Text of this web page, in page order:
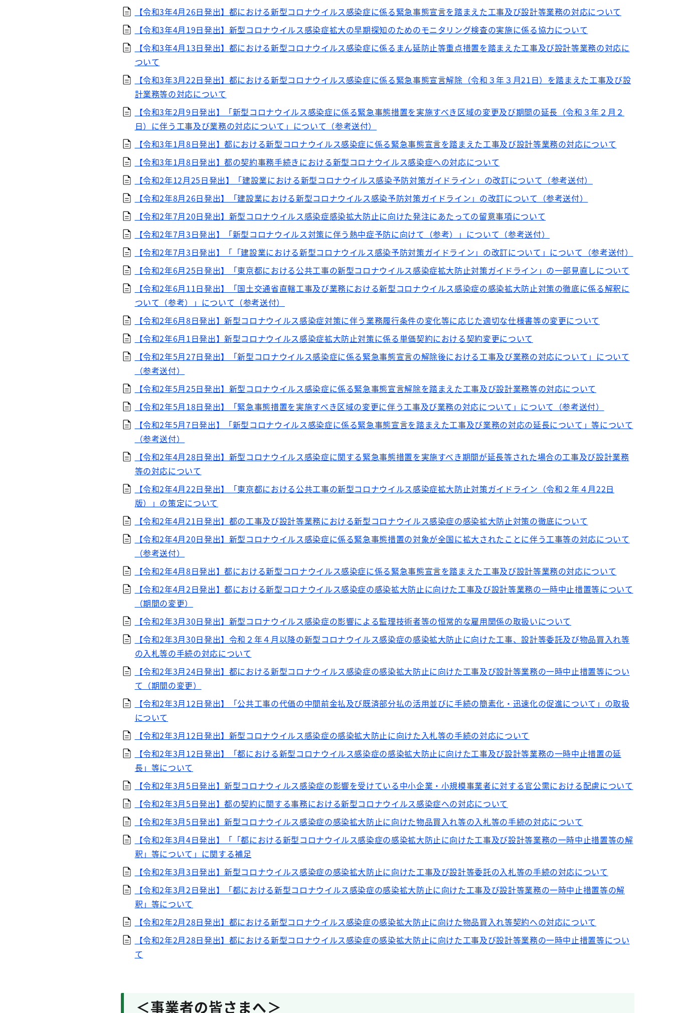
【令和3年4月26日発出】都における新型コロナウイルス感染症に係る緊急事態宣言を踏まえた工事及び設計等業務の対応について
【令和3年4月19日発出】新型コロナウイルス感染症拡大の早期探知のためのモニタリング検査の実施に係る協力について
【令和3年4月13日発出】都における新型コロナウイルス感染症に係るまん延防止等重点措置を踏まえた工事及び設計等業務の対応に
ついて
【令和3年3月22日発出】都における新型コロナウイルス感染症に係る緊急事態宣言解除（令和３年３月21日）を踏まえた工事及び設
計業務等の対応について
【令和3年2月9日発出】「新型コロナウイルス感染症に係る緊急事態措置を実施すべき区域の変更及び期間の延長（令和３年２月２
日）に伴う工事及び業務の対応について」について（参考送付）
【令和3年1月8日発出】都における新型コロナウイルス感染症に係る緊急事態宣言を踏まえた工事及び設計等業務の対応について
【令和3年1月8日発出】都の契約事務手続きにおける新型コロナウイルス感染症への対応について
【令和2年12月25日発出】「建設業における新型コロナウイルス感染予防対策ガイドライン」の改訂について（参考送付）
【令和2年8月26日発出】「建設業における新型コロナウイルス感染予防対策ガイドライン」の改訂について（参考送付）
【令和2年7月20日発出】新型コロナウイルス感染症感染拡大防止に向けた発注にあたっての留意事項について
【令和2年7月3日発出】「新型コロナウイルス対策に伴う熱中症予防に向けて（参考）」について（参考送付）
【令和2年7月3日発出】「「建設業における新型コロナウイルス感染予防対策ガイドライン」の改訂について」について（参考送付）
【令和2年6月25日発出】「東京都における公共工事の新型コロナウイルス感染症拡大防止対策ガイドライン」の一部見直しについて
【令和2年6月11日発出】「国土交通省直轄工事及び業務における新型コロナウイルス感染症の感染拡大防止対策の徹底に係る解釈に
ついて（参考）」について（参考送付）
【令和2年6月8日発出】新型コロナウイルス感染症対策に伴う業務履行条件の変化等に応じた適切な仕様書等の変更について
【令和2年6月1日発出】新型コロナウイルス感染症拡大防止対策に係る単価契約における契約変更について
【令和2年5月27日発出】「新型コロナウイルス感染症に係る緊急事態宣言の解除後における工事及び業務の対応について」について
（参考送付）
【令和2年5月25日発出】新型コロナウイルス感染症に係る緊急事態宣言解除を踏まえた工事及び設計業務等の対応について
【令和2年5月18日発出】「緊急事態措置を実施すべき区域の変更に伴う工事及び業務の対応について」について（参考送付）
【令和2年5月7日発出】「新型コロナウイルス感染症に係る緊急事態宣言を踏まえた工事及び業務の対応の延長について」等について
（参考送付）
【令和2年4月28日発出】新型コロナウイルス感染症に関する緊急事態措置を実施すべき期間が延長等された場合の工事及び設計業務
等の対応について
【令和2年4月22日発出】「東京都における公共工事の新型コロナウイルス感染症拡大防止対策ガイドライン（令和２年４月22日
版）」の策定について
【令和2年4月21日発出】都の工事及び設計等業務における新型コロナウイルス感染症の感染拡大防止対策の徹底について
【令和2年4月20日発出】新型コロナウイルス感染症に係る緊急事態措置の対象が全国に拡大されたことに伴う工事等の対応について
（参考送付）
【令和2年4月8日発出】都における新型コロナウイルス感染症に係る緊急事態宣言を踏まえた工事及び設計等業務の対応について
【令和2年4月2日発出】都における新型コロナウイルス感染症の感染拡大防止に向けた工事及び設計等業務の一時中止措置等について
（期間の変更）
【令和2年3月30日発出】新型コロナウイルス感染症の影響による監理技術者等の恒常的な雇用関係の取扱いについて
【令和2年3月30日発出】令和２年４月以降の新型コロナウイルス感染症の感染拡大防止に向けた工事、設計等委託及び物品買入れ等
の入札等の手続の対応について
【令和2年3月24日発出】都における新型コロナウイルス感染症の感染拡大防止に向けた工事及び設計等業務の一時中止措置等につい
て（期間の変更）
【令和2年3月12日発出】「公共工事の代価の中間前金払及び既済部分払の活用並びに手続の簡素化・迅速化の促進について」の取扱
について
【令和2年3月12日発出】新型コロナウイルス感染症の感染拡大防止に向けた入札等の手続の対応について
【令和2年3月12日発出】「都における新型コロナウイルス感染症の感染拡大防止に向けた工事及び設計等業務の一時中止措置の延
長」等について
【令和2年3月5日発出】新型コロナウィルス感染症の影響を受けている中小企業・小規模事業者に対する官公需における配慮について
【令和2年3月5日発出】都の契約に関する事務における新型コロナウイルス感染症への対応について
【令和2年3月5日発出】新型コロナウイルス感染症の感染拡大防止に向けた物品買入れ等の入札等の手続の対応について
【令和2年3月4日発出】「「都における新型コロナウイルス感染症の感染拡大防止に向けた工事及び設計等業務の一時中止措置等の解
釈」等について」に関する補足
【令和2年3月3日発出】新型コロナウイルス感染症の感染拡大防止に向けた工事及び設計等委託の入札等の手続の対応について
【令和2年3月2日発出】「都における新型コロナウイルス感染症の感染拡大防止に向けた工事及び設計等業務の一時中止措置等の解
釈」等について
【令和2年2月28日発出】都における新型コロナウイルス感染症の感染拡大防止に向けた物品買入れ等契約への対応について
【令和2年2月28日発出】都における新型コロナウイルス感染症の感染拡大防止に向けた工事及び設計等業務の一時中止措置等につい
て
＜事業者の皆さまへ＞